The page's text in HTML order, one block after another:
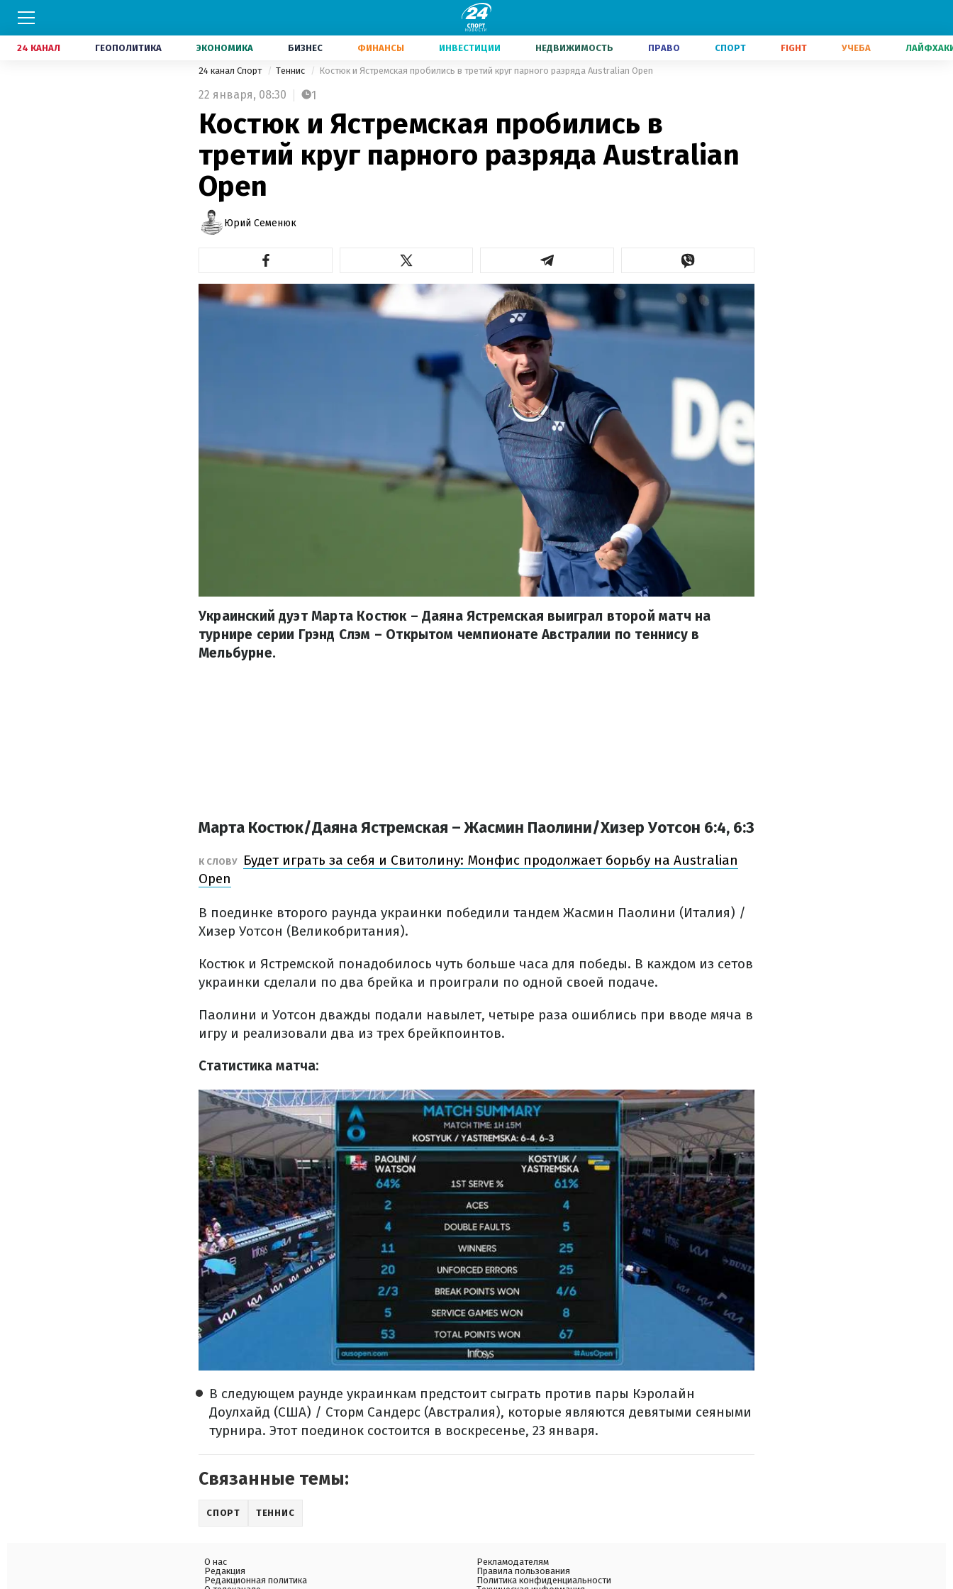
24 КАНАЛ ГЕОПОЛИТИКА ЭКОНОМИКА БИЗНЕС ФИНАНСЫ ИНВЕСТИЦИИ НЕДВИЖИМОСТЬ ПРАВО СПОРТ FIGHT УЧЕБА
24 канал Спорт Теннис Костюк и Ястремская пробились в третий круг парного разряда Australian Open
22 января, 08:30 1
Костюк и Ястремская пробились в
третий круг парного разряда Australian
Open
Юрий Семенюк
Украинский дуэт Марта Костюк – Даяна Ястремская выиграл второй матч на
турнире серии Грэнд Слэм – Открытом чемпионате Австралии по теннису в
Мельбурне.
Марта Костюк/Даяна Ястремская – Жасмин Паолини/Хизер Уотсон 6:4, 6:3
К СЛОВУ
Будет играть за себя и Свитолину: Монфис продолжает борьбу на Australian
Open
В поединке второго раунда украинки победили тандем Жасмин Паолини (Италия) /
Хизер Уотсон (Великобритания).
Костюк и Ястремской понадобилось чуть больше часа для победы. В каждом из сетов
украинки сделали по два брейка и проиграли по одной своей подаче.
Паолини и Уотсон дважды подали навылет, четыре раза ошиблись при вводе мяча в
игру и реализовали два из трех брейкпоинтов.
Статистика матча:
В следующем раунде украинкам предстоит сыграть против пары Кэролайн
Доулхайд (США) / Сторм Сандерс (Австралия), которые являются девятыми сеяными
турнира. Этот поединок состоится в воскресенье, 23 января.
Связанные темы:
СПОРТ ТЕННИС
О нас
Редакция
Редакционная политика
Рекламодателям
Правила пользования
Политика конфиденциальности